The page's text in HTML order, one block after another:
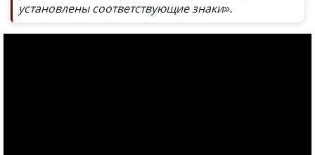
установлены соответствующие знаки».